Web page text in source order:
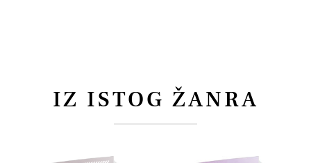
IZ ISTOG ŽANRA